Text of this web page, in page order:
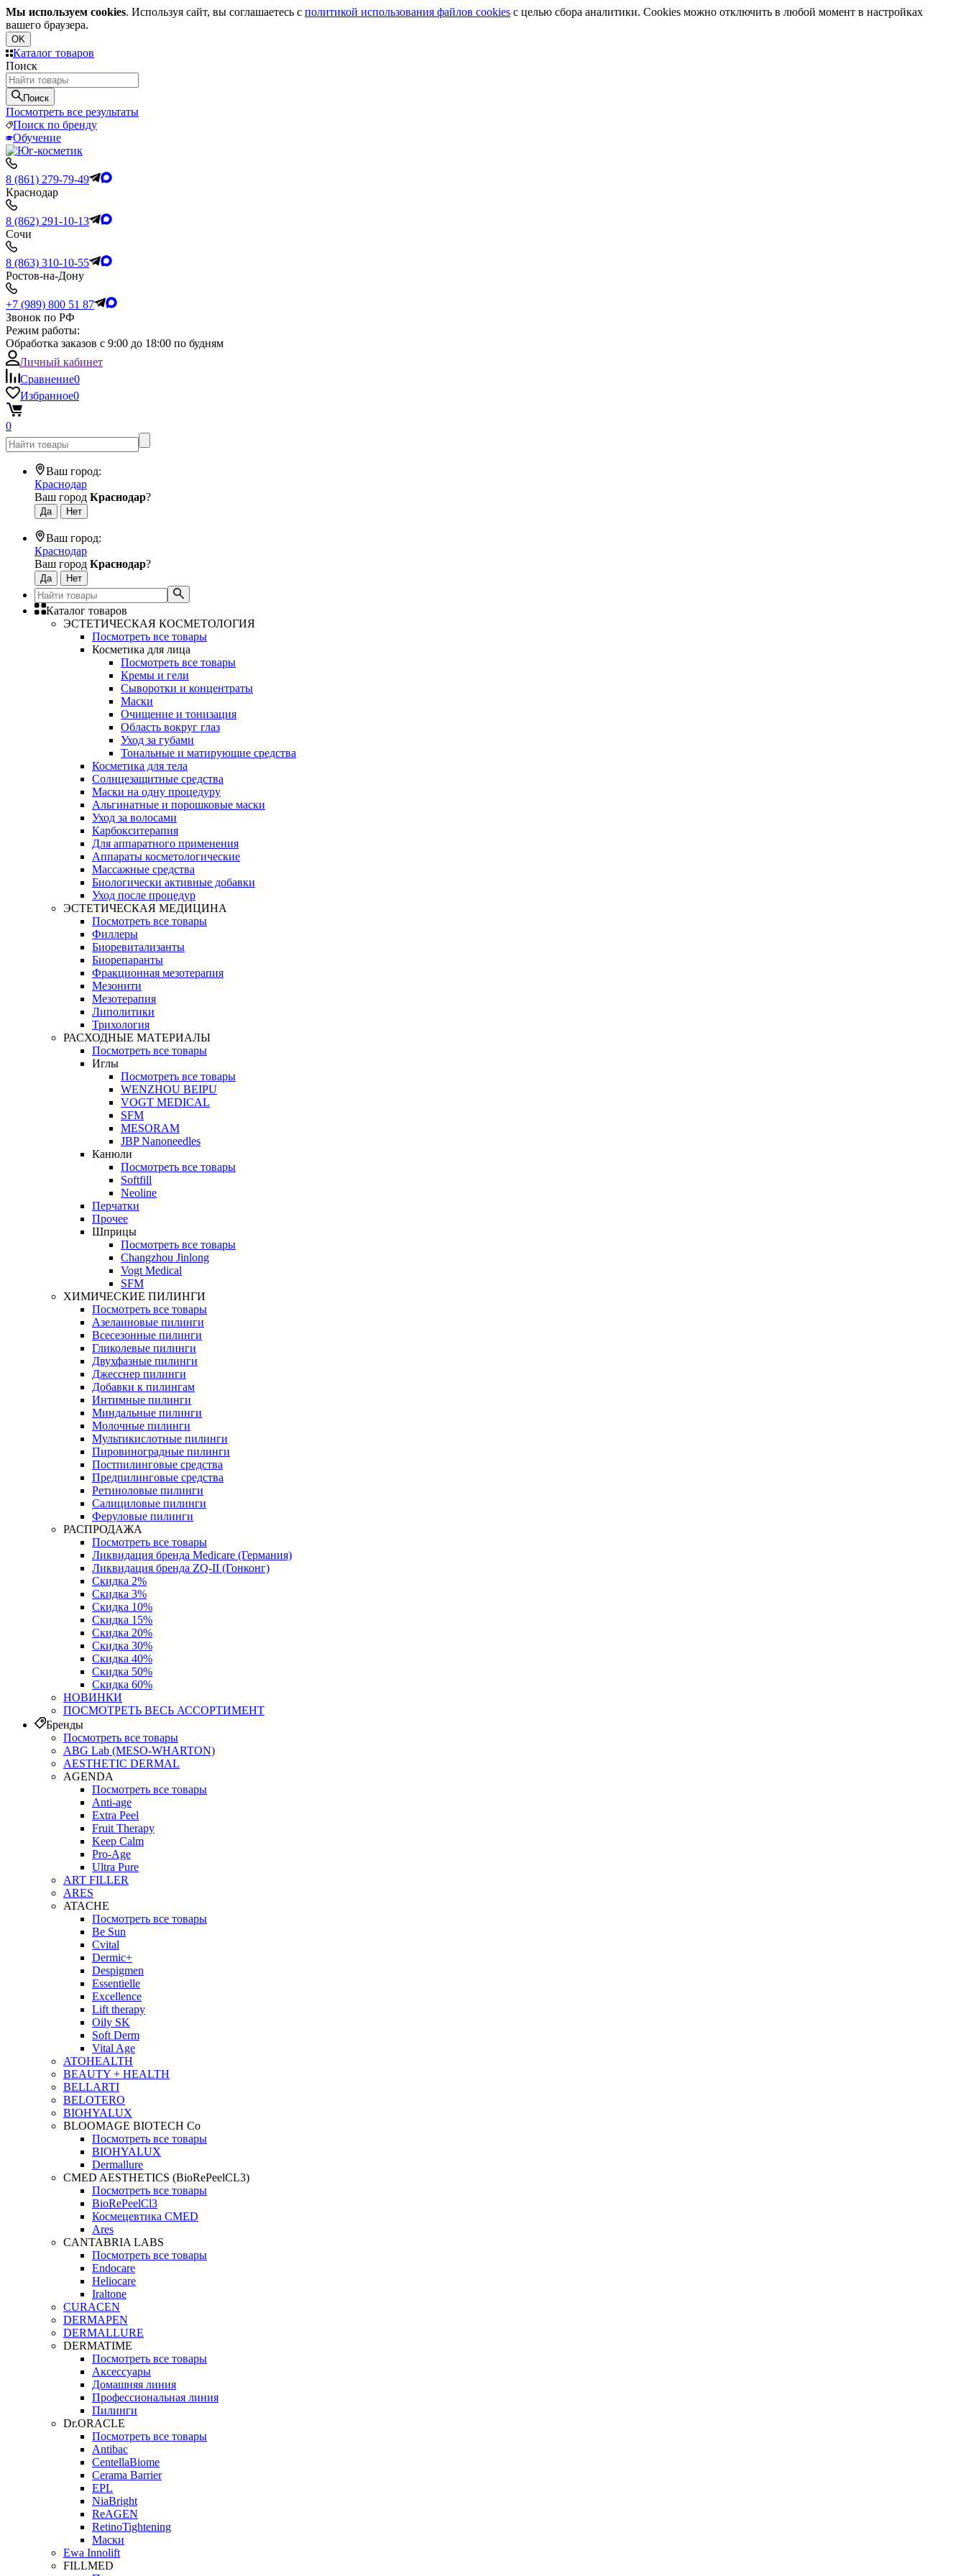
Мы используем cookies. Используя сайт, вы соглашаетесь с политикой использования файлов cookies с целью сбора аналитики. Cookies можно отключить в любой момент в настройках
вашего браузера.
OK
Каталог товаров
Поиск
Поиск
Посмотреть все результаты
Поиск по бренду
Обучение
8 (861) 279-79-49
Краснодар
8 (862) 291-10-13
Сочи
8 (863) 310-10-55
Ростов-на-Дону
+7 (989) 800 51 87
Звонок по РФ
Режим работы:
Обработка заказов с 9:00 до 18:00 по будням
Личный кабинет
Сравнение0
Избранное0
0
Ваш город:
Краснодар
Ваш город Краснодар?
Ваш город:
Краснодар
Ваш город Краснодар?
Каталог товаров
ЭСТЕТИЧЕСКАЯ КОСМЕТОЛОГИЯ
Посмотреть все товары
Косметика для лица
Посмотреть все товары
Кремы и гели
Сыворотки и концентраты
Маски
Очищение и тонизация
Область вокруг глаз
Уход за губами
Тональные и матирующие средства
Косметика для тела
Солнцезащитные средства
Маски на одну процедуру
Альгинатные и порошковые маски
Уход за волосами
Карбокситерапия
Для аппаратного применения
Аппараты косметологические
Массажные средства
Биологически активные добавки
Уход после процедур
ЭСТЕТИЧЕСКАЯ МЕДИЦИНА
Посмотреть все товары
Филлеры
Биоревитализанты
Биорепаранты
Фракционная мезотерапия
Мезонити
Мезотерапия
Липолитики
Трихология
РАСХОДНЫЕ МАТЕРИАЛЫ
Посмотреть все товары
Иглы
Посмотреть все товары
WENZHOU BEIPU
VOGT MEDICAL
SFM
MESORAM
JBP Nanoneedles
Канюли
Посмотреть все товары
Softfill
Neoline
Перчатки
Прочее
Шприцы
Посмотреть все товары
Changzhou Jinlong
Vogt Medical
SFM
ХИМИЧЕСКИЕ ПИЛИНГИ
Посмотреть все товары
Азелаиновые пилинги
Всесезонные пилинги
Гликолевые пилинги
Двухфазные пилинги
Джесснер пилинги
Добавки к пилингам
Интимные пилинги
Миндальные пилинги
Молочные пилинги
Мультикислотные пилинги
Пировиноградные пилинги
Постпилинговые средства
Предпилинговые средства
Ретиноловые пилинги
Салициловые пилинги
Феруловые пилинги
РАСПРОДАЖА
Посмотреть все товары
Ликвидация бренда Medicare (Германия)
Ликвидация бренда ZQ-II (Гонконг)
Скидка 2%
Скидка 3%
Скидка 10%
Скидка 15%
Скидка 20%
Скидка 30%
Скидка 40%
Скидка 50%
Скидка 60%
НОВИНКИ
ПОСМОТРЕТЬ ВЕСЬ АССОРТИМЕНТ
Бренды
Посмотреть все товары
ABG Lab (MESO-WHARTON)
AESTHETIC DERMAL
AGENDA
Посмотреть все товары
Anti-age
Extra Peel
Fruit Therapy
Keep Calm
Pro‑Age
Ultra Pure
ART FILLER
ARES
ATACHE
Посмотреть все товары
Be Sun
Cvital
Dermic+
Despigmen
Essentielle
Excellence
Lift therapy
Oily SK
Soft Derm
Vital Age
ATOHEALTH
BEAUTY + HEALTH
BELLARTI
BELOTERO
BIOHYALUX
BLOOMAGE BIOTECH Co
Посмотреть все товары
BIOHYALUX
Dermallure
CMED AESTHETICS (BioRePeelCL3)
Посмотреть все товары
BioRePeelCl3
Космецевтика CMED
Ares
CANTABRIA LABS
Посмотреть все товары
Endocare
Heliocare
Iraltone
CURACEN
DERMAPEN
DERMALLURE
DERMATIME
Посмотреть все товары
Аксессуары
Домашняя линия
Профессиональная линия
Пилинги
Dr.ORACLE
Посмотреть все товары
Antibac
CentellaBiome
Cerama Barrier
EPL
NiaBright
ReAGEN
RetinoTightening
Маски
Ewa Innolift
FILLMED